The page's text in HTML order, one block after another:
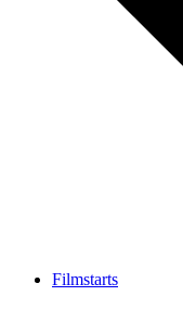
Filmstarts